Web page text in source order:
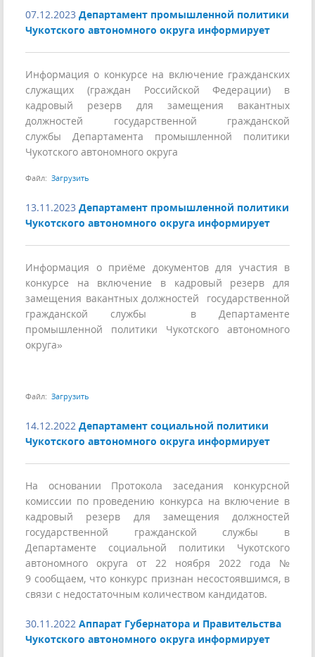
07.12.2023 Департамент промышленной политики
Чукотского автономного округа информирует
Информация о конкурсе на включение гражданских
служащих (граждан Российской Федерации) в
кадровый резерв для замещения вакантных
должностей государственной гражданской
службы Департамента промышленной политики
Чукотского автономного округа
Файл: Загрузить
13.11.2023 Департамент промышленной политики
Чукотского автономного округа информирует
Информация о приёме документов для участия в
конкурсе на включение в кадровый резерв для
замещения вакантных должностей государственной
гражданской службы в Департаменте
промышленной политики Чукотского автономного
округа»
Файл: Загрузить
14.12.2022 Департамент социальной политики
Чукотского автономного округа информирует
На основании Протокола заседания конкурсной
комиссии по проведению конкурса на включение в
кадровый резерв для замещения должностей
государственной гражданской службы в
Департаменте социальной политики Чукотского
автономного округа от 22 ноября 2022 года №
9 сообщаем, что конкурс признан несостоявшимся, в
связи с недостаточным количеством кандидатов.
30.11.2022 Аппарат Губернатора и Правительства
Чукотского автономного округа информирует